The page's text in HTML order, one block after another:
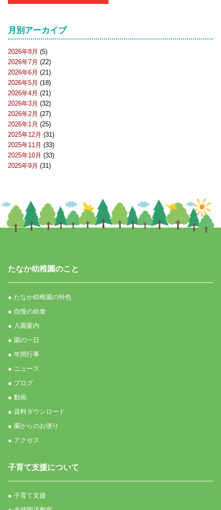
月別アーカイブ
2026年8月 (5)
2026年7月 (22)
2026年6月 (21)
2026年5月 (18)
2026年4月 (21)
2026年3月 (32)
2026年2月 (27)
2026年1月 (25)
2025年12月 (31)
2025年11月 (33)
2025年10月 (33)
2025年9月 (31)
たなか幼稚園のこと
● たなか幼稚園の特色
● 自慢の給食
● 入園案内
● 園の一日
● 年間行事
● ニュース
● ブログ
● 動画
● 資料ダウンロード
● 園からのお便り
● アクセス
子育て支援について
● 子育て支援